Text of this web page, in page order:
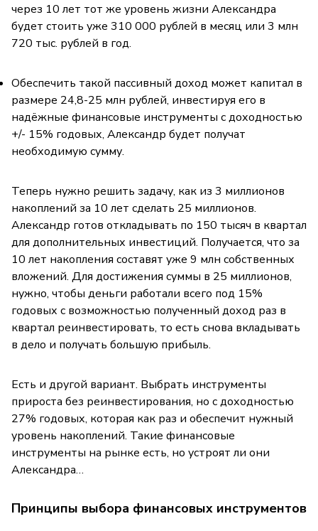
через 10 лет тот же уровень жизни Александра
будет стоить уже 310 000 рублей в месяц или 3 млн
720 тыс. рублей в год.
Обеспечить такой пассивный доход может капитал в
размере 24,8-25 млн рублей, инвестируя его в
надёжные финансовые инструменты с доходностью
+/- 15% годовых, Александр будет получат
необходимую сумму.
Теперь нужно решить задачу, как из 3 миллионов
накоплений за 10 лет сделать 25 миллионов.
Александр готов откладывать по 150 тысяч в квартал
для дополнительных инвестиций. Получается, что за
10 лет накопления составят уже 9 млн собственных
вложений. Для достижения суммы в 25 миллионов,
нужно, чтобы деньги работали всего под 15%
годовых с возможностью полученный доход раз в
квартал реинвестировать, то есть снова вкладывать
в дело и получать большую прибыль.
Есть и другой вариант. Выбрать инструменты
прироста без реинвестирования, но с доходностью
27% годовых, которая как раз и обеспечит нужный
уровень накоплений. Такие финансовые
инструменты на рынке есть, но уcтроят ли они
Александра…
Принципы выбора финансовых инструментов